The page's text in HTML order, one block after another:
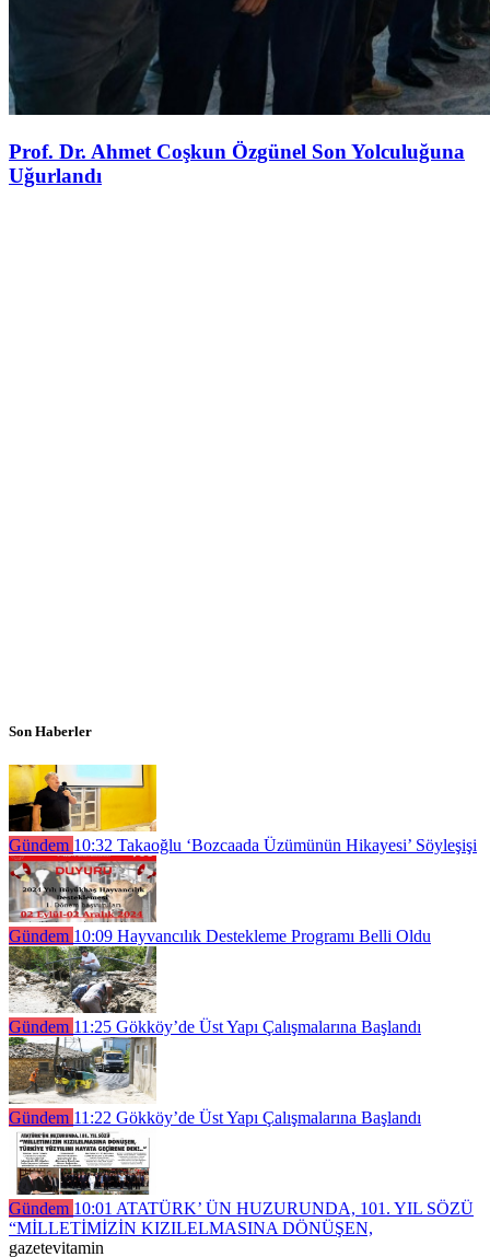
Prof. Dr. Ahmet Coşkun Özgünel Son Yolculuğuna
Uğurlandı
Son Haberler
Gündem 10:32 Takaoğlu ‘Bozcaada Üzümünün Hikayesi’ Söyleşişi
Gündem 10:09 Hayvancılık Destekleme Programı Belli Oldu
Gündem 11:25 Gökköy’de Üst Yapı Çalışmalarına Başlandı
Gündem 11:22 Gökköy’de Üst Yapı Çalışmalarına Başlandı
Gündem 10:01 ATATÜRK’ ÜN HUZURUNDA, 101. YIL SÖZÜ
“MİLLETİMİZİN KIZILELMASINA DÖNÜŞEN,
gazetevitamin